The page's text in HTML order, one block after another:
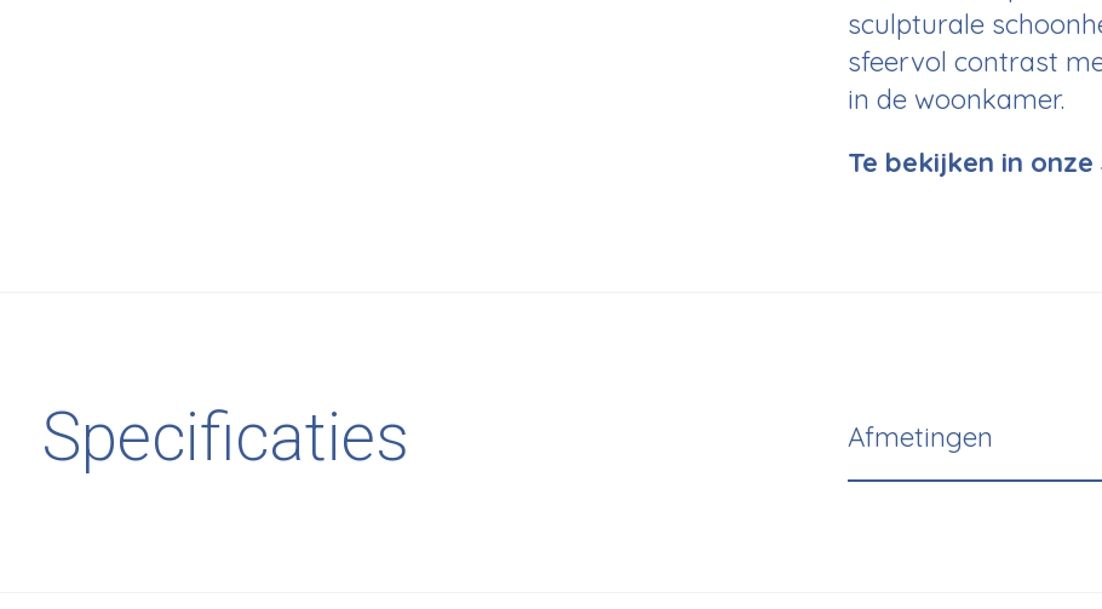
sculpturale
sfeervol contrast
in de woonkamer.
Te bekijken in
Specificaties Afmetingen